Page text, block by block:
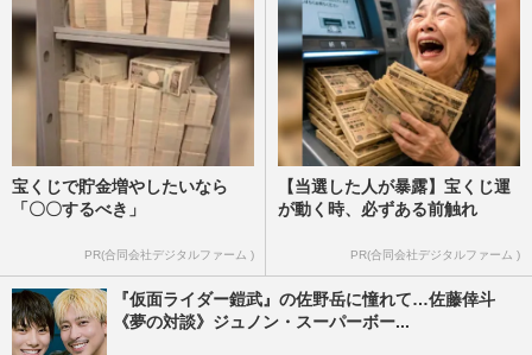
宝くじで貯金増やしたいなら
「〇〇するべき」
PR(合同会社デジタルファーム )
【当選した人が暴露】宝くじ運
が動く時、必ずある前触れ
PR(合同会社デジタルファーム )
『仮面ライダー鎧武』の佐野岳に憧れて…佐藤倖斗
《夢の対談》ジュノン・スーパーボー...